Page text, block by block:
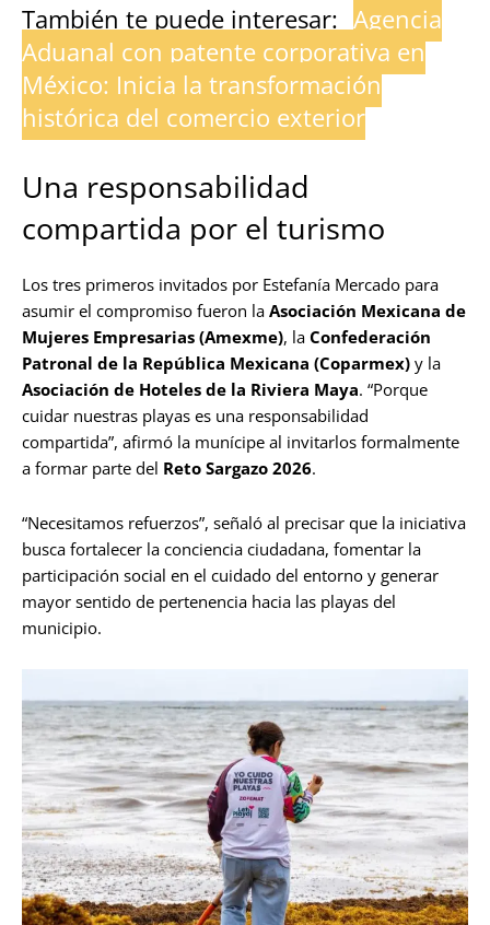
También te puede interesar: Agencia
Aduanal con patente corporativa en
México: Inicia la transformación
histórica del comercio exterior
Una responsabilidad
compartida por el turismo
Los tres primeros invitados por Estefanía Mercado para
asumir el compromiso fueron la Asociación Mexicana de
Mujeres Empresarias (Amexme), la Confederación
Patronal de la República Mexicana (Coparmex) y la
Asociación de Hoteles de la Riviera Maya. “Porque
cuidar nuestras playas es una responsabilidad
compartida”, afirmó la munícipe al invitarlos formalmente
a formar parte del Reto Sargazo 2026.
“Necesitamos refuerzos”, señaló al precisar que la iniciativa
busca fortalecer la conciencia ciudadana, fomentar la
participación social en el cuidado del entorno y generar
mayor sentido de pertenencia hacia las playas del
municipio.